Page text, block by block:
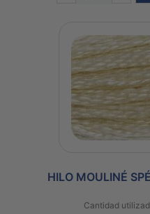
HILO MOULINÉ
Cantidad